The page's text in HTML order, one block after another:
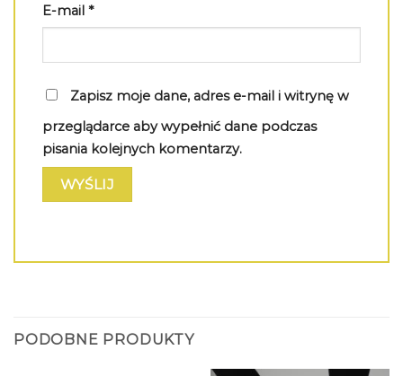
E-mail *
Zapisz moje dane, adres e-mail i witrynę w
przeglądarce aby wypełnić dane podczas
pisania kolejnych komentarzy.
PODOBNE PRODUKTY